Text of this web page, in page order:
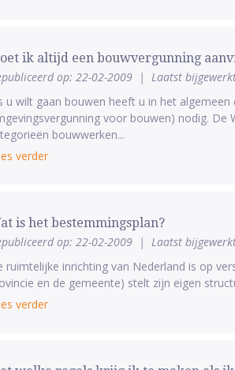
ik altijd een bouwvergunning
op: 22-02-2009 | Laatst
u wilt gaan bouwen heeft u in het algemeen
voor bouwen) nodig. De
bouwwerken...
verder
is het bestemmingsplan?
op: 22-02-2009 | Laatst
ruimtelijke inrichting van Nederland is op
en de gemeente) stelt zijn eigen
verder